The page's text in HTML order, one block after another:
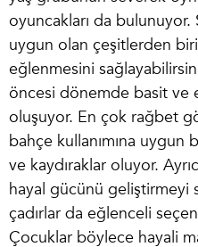
oyuncakları da bulunuyor.
uygun olan çeşitlerden
eğlenmesini
öncesi dönemde basit ve
oluşuyor. En çok rağbet
bahçe kullanımına uygun
ve kaydıraklar oluyor.
hayal gücünü geliştirmeyi
çadırlar da eğlenceli
Çocuklar böylece hayali